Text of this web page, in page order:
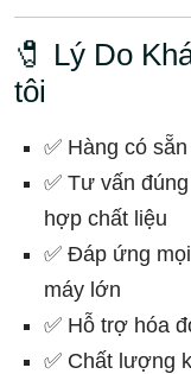
🧷 Lý Do
tôi
✅ Hàng có
✅ Tư vấn
hợp chất liệu
✅ Đáp ứng
máy lớn
✅ Hỗ trợ hóa
✅ Chất lượng